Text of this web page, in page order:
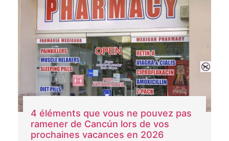
4 éléments que vous ne pouvez pas
ramener de Cancún lors de vos
prochaines vacances en 2026